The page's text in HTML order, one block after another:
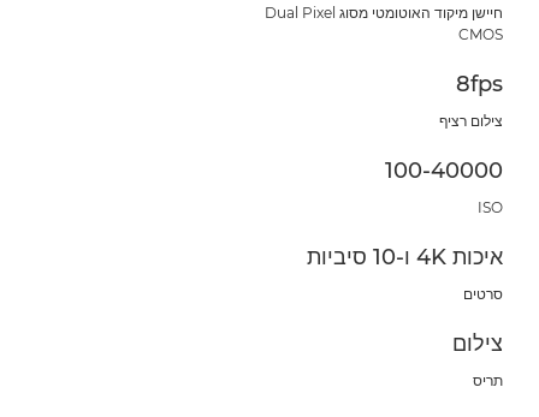
חיישן מיקוד האוטומטי מסוג Dual Pixel
CMOS
8fps
צילום רציף
100-40000
ISO
איכות 4K ו-10 סיביות
סרטים
צילום
תריס